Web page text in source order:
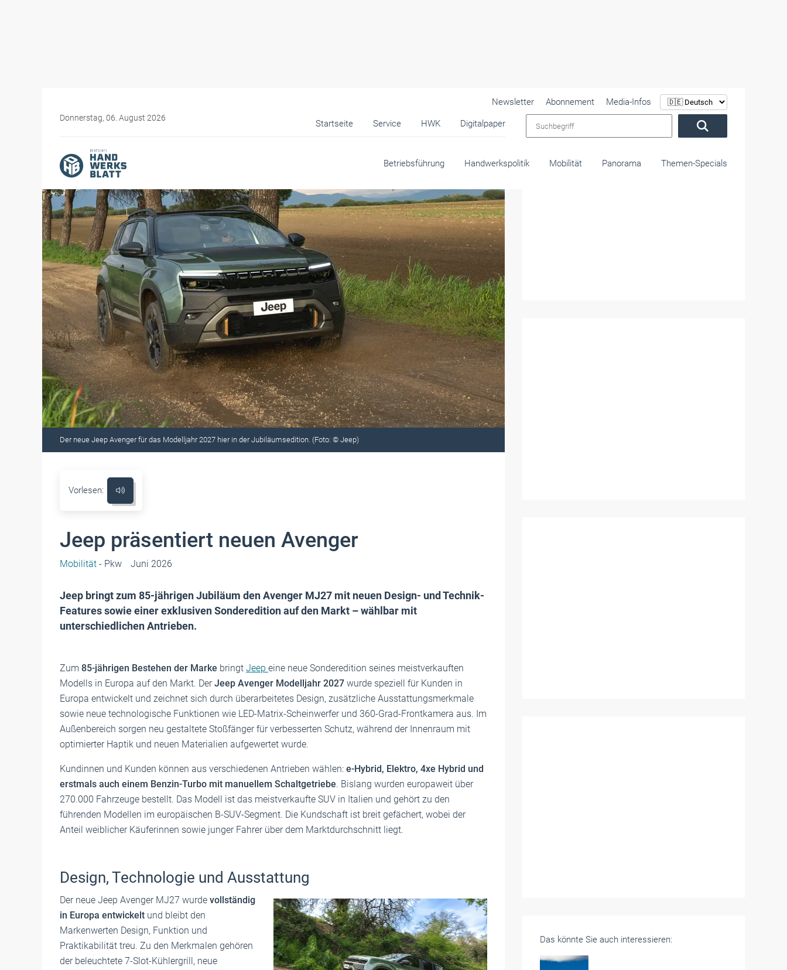
Donnerstag, 06. August 2026
Startseite Service HWK Digitalpaper
Newsletter Abonnement
Media-Infos
Betriebsführung Handwerkspolitik Mobilität Panorama Themen-Specials
Der neue Jeep Avenger für das Modelljahr 2027 hier in der Jubiläumsedition. (Foto: © Jeep)
Vorlesen:
Jeep präsentiert neuen Avenger
Mobilität - Pkw Juni 2026
Jeep bringt zum 85-jährigen Jubiläum den Avenger MJ27 mit neuen Design- und Technik-
Features sowie einer exklusiven Sonderedition auf den Markt – wählbar mit
unterschiedlichen Antrieben.
Zum 85-jährigen Bestehen der Marke bringt Jeep eine neue Sonderedition seines meistverkauften
Modells in Europa auf den Markt. DerJeep Avenger Modelljahr 2027 wurde speziell für Kunden in
Europa entwickelt und zeichnet sich durch überarbeitetes Design, zusätzliche Ausstattungsmerkmale
sowie neue technologische Funktionen wie LED-Matrix-Scheinwerfer und 360-Grad-Frontkamera aus. Im
Außenbereich sorgen neu gestaltete Stoßfänger für verbesserten Schutz, während der Innenraum mit
optimierter Haptik und neuen Materialien aufgewertet wurde.
Kundinnen und Kunden können aus verschiedenen Antrieben wählen: e-Hybrid, Elektro, 4xe Hybrid und
erstmals auch einem Benzin-Turbo mit manuellem Schaltgetriebe. Bislang wurden europaweit über
270.000 Fahrzeuge bestellt. Das Modell ist das meistverkaufte SUV in Italien und gehört zu den
führenden Modellen im europäischen B-SUV-Segment. Die Kundschaft ist breit gefächert, wobei der
Anteil weiblicher Käuferinnen sowie junger Fahrer über dem Marktdurchschnitt liegt.
Design, Technologie und Ausstattung
Der neue Jeep Avenger MJ27 wurde vollständig
in Europa entwickelt und bleibt den
Markenwerten Design, Funktion und
Praktikabilität treu. Zu den Merkmalen gehören
der beleuchtete 7-Slot-Kühlergrill, neue
Das könnte Sie auch interessieren: